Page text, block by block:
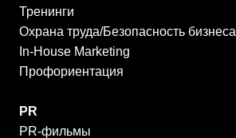
Тренинги
Охрана труда/Безопасность бизнеса
In-House Marketing
Профориентация
PR
PR-фильмы